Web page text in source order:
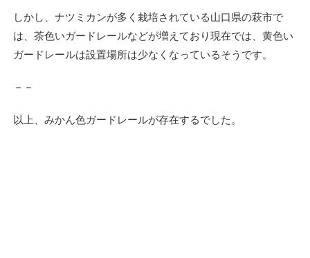
しかし、ナツミカンが多く栽培されている山口県の萩市で
は、茶色いガードレールなどが増えており現在では、黄色い
ガードレールは設置場所は少なくなっているそうです。
－－
以上、みかん色ガードレールが存在するでした。